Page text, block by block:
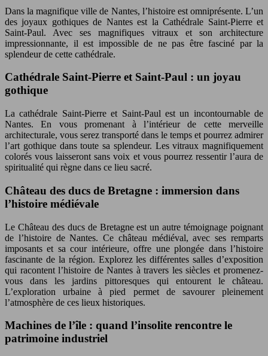
Dans la magnifique ville de Nantes, l’histoire est omniprésente. L’un
des joyaux gothiques de Nantes est la Cathédrale Saint-Pierre et
Saint-Paul. Avec ses magnifiques vitraux et son architecture
impressionnante, il est impossible de ne pas être fasciné par la
splendeur de cette cathédrale.
Cathédrale Saint-Pierre et Saint-Paul : un joyau
gothique
La cathédrale Saint-Pierre et Saint-Paul est un incontournable de
Nantes. En vous promenant à l’intérieur de cette merveille
architecturale, vous serez transporté dans le temps et pourrez admirer
l’art gothique dans toute sa splendeur. Les vitraux magnifiquement
colorés vous laisseront sans voix et vous pourrez ressentir l’aura de
spiritualité qui règne dans ce lieu sacré.
Château des ducs de Bretagne : immersion dans
l’histoire médiévale
Le Château des ducs de Bretagne est un autre témoignage poignant
de l’histoire de Nantes. Ce château médiéval, avec ses remparts
imposants et sa cour intérieure, offre une plongée dans l’histoire
fascinante de la région. Explorez les différentes salles d’exposition
qui racontent l’histoire de Nantes à travers les siècles et promenez-
vous dans les jardins pittoresques qui entourent le château.
L’exploration urbaine à pied permet de savourer pleinement
l’atmosphère de ces lieux historiques.
Machines de l’île : quand l’insolite rencontre le
patrimoine industriel